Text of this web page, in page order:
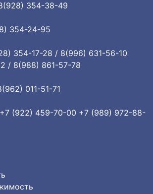
354-38-49
354-24-95
354-17-28 / 8(996) 631-56-10
/ 8(988) 861-57-78
011-51-71
+7 (922) 459-70-00 +7 (989) 972-88-